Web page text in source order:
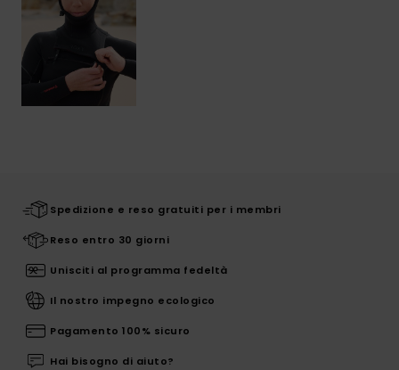
Spedizione e reso gratuiti per i membri
Reso entro 30 giorni
Unisciti al programma fedeltà
Il nostro impegno ecologico
Pagamento 100% sicuro
Hai bisogno di aiuto?